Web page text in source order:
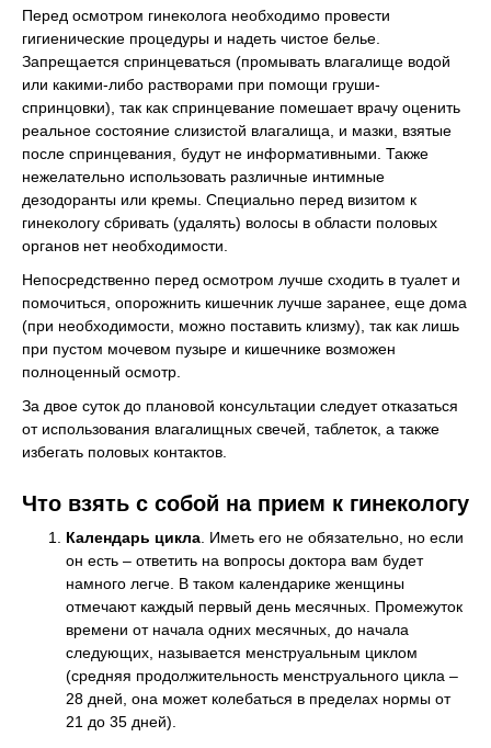
Перед осмотром гинеколога необходимо провести
гигиенические процедуры и надеть чистое белье.
Запрещается спринцеваться (промывать влагалище водой
или какими-либо растворами при помощи груши-
спринцовки), так как спринцевание помешает врачу оценить
реальное состояние слизистой влагалища, и мазки, взятые
после спринцевания, бу­дут не информативными. Также
нежелательно использовать различные интимные
дезодоранты или кремы. Специально перед визитом к
гинекологу сбривать (удалять) волосы в области половых
органов нет необходимости.
Непосредственно перед осмотром лучше сходить в туалет и
помочиться, опорожнить кишечник лучше заранее, еще дома
(при необходимости, можно поставить клизму), так как лишь
при пустом мочевом пузыре и кишечнике возможен
полноценный осмотр.
За двое суток до плановой консультации следует отказаться
от использования влагалищных свечей, таблеток, а также
избегать половых контактов.
Что взять с собой на прием к гинекологу
Календарь цикла . Иметь его не обязательно, но если
он есть – ответить на вопросы доктора вам будет
намного легче. В таком календарике женщины
отмечают каждый первый день месячных. Промежуток
времени от начала одних месячных, до начала
следующих, называется менструальным циклом
(средняя продолжительность менструального цикла –
28 дней, она может колебаться в пределах нормы от
21 до 35 дней).